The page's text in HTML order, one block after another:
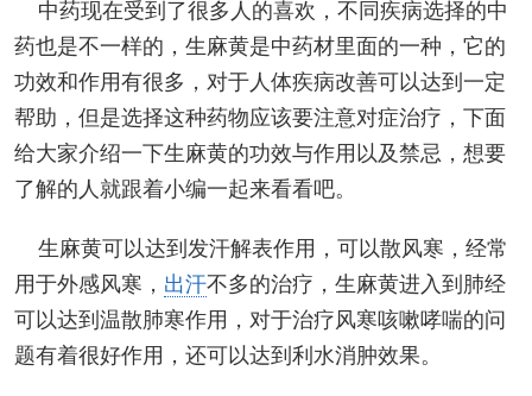
中药现在受到了很多人的喜欢，不同疾病选择的中
药也是不一样的，生麻黄是中药材里面的一种，它的
功效和作用有很多，对于人体疾病改善可以达到一定
帮助，但是选择这种药物应该要注意对症治疗，下面
给大家介绍一下生麻黄的功效与作用以及禁忌，想要
了解的人就跟着小编一起来看看吧。
生麻黄可以达到发汗解表作用，可以散风寒，经常
用于外感风寒， 出汗不多的治疗，生麻黄进入到肺经
可以达到温散肺寒作用，对于治疗风寒咳嗽哮喘的问
题有着很好作用，还可以达到利水消肿效果。